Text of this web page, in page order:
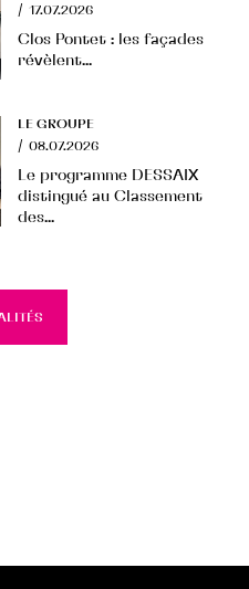
/ 17.07.2026
Clos Pontet : les façades
révèlent...
LE GROUPE
/ 08.07.2026
Le programme DESSAIX
distingué au Classement
des...